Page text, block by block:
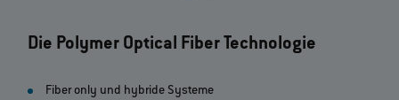
Die Polymer Optical Fiber Technologie
Fiber only und hybride Systeme